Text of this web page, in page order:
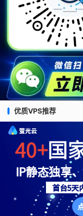
优质VPS推荐